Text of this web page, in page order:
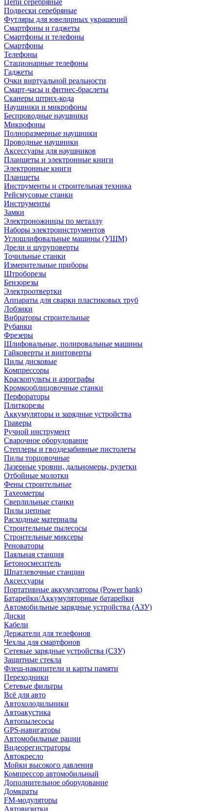
Цепи серебряные
Подвески серебряные
Футляры для ювелирных украшений
Смартфоны и гаджеты
Смартфоны и телефоны
Смартфоны
Телефоны
Стационарные телефоны
Гаджеты
Очки виртуальной реальности
Смарт-часы и фитнес-браслеты
Сканеры штрих-кода
Наушники и микрофоны
Беспроводные наушники
Микрофоны
Полноразмерные наушники
Проводные наушники
Аксессуары для наушников
Планшеты и электронные книги
Электронные книги
Планшеты
Инструменты и строительная техника
Рейсмусовые станки
Инструменты
Замки
Электроножницы по металлу
Наборы электроинструментов
Углошлифовальные машины (УШМ)
Дрели и шуруповерты
Точильные станки
Измерительные приборы
Штроборезы
Бензорезы
Электроотвертки
Аппараты для сварки пластиковых труб
Лобзики
Вибраторы строительные
Рубанки
Фрезеры
Шлифовальные, полировальные машины
Гайковерты и винтоверты
Пилы дисковые
Компрессоры
Краскопульты и аэрографы
Кромкооблицовочные станки
Перфораторы
Плиткорезы
Аккумуляторы и зарядные устройства
Граверы
Ручной инструмент
Сварочное оборудование
Степлеры и гвоздезабивные пистолеты
Пилы торцовочные
Лазерные уровни, дальномеры, рулетки
Отбойные молотки
Фены строительные
Тахеометры
Сверлильные станки
Пилы цепные
Расходные материалы
Строительные пылесосы
Строительные миксеры
Реноваторы
Паяльная станция
Бетоносмеситель
Шпатлевочные станции
Аксессуары
Портативные аккумуляторы (Power bank)
Батарейки/Аккумуляторные батарейки
Автомобильные зарядные устройства (АЗУ)
Диски
Кабели
Держатели для телефонов
Чехлы для смартфонов
Сетевые зарядные устройства (СЗУ)
Защитные стекла
Флеш-накопители и карты памяти
Переходники
Сетевые фильтры
Всё для авто
Автохолодильники
Автоакустика
Автопылесосы
GPS-навигаторы
Автомобильные рации
Видеорегистраторы
Автокресло
Мойки высокого давления
Компрессор автомобильный
Дополнительное оборудование
Домкраты
FM-модуляторы
Автовизитки